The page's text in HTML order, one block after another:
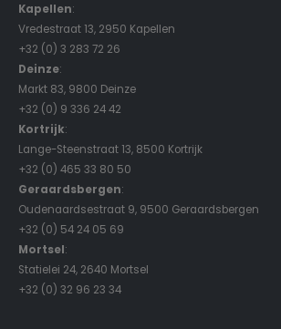
Kapellen:
Vredestraat 13, 2950 Kapellen
+32 (0) 3 283 72 26
Deinze:
Markt 83, 9800 Deinze
+32 (0) 9 336 24 42
Kortrijk:
Lange-Steenstraat 13, 8500 Kortrijk
+32 (0) 465 33 80 50
Geraardsbergen:
Oudenaardsestraat 9, 9500 Geraardsbergen
+32 (0) 54 24 05 69
Mortsel:
Statielei 24, 2640 Mortsel
+32 (0) 32 96 23 34